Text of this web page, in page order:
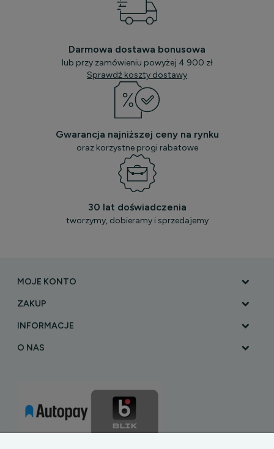
Darmowa dostawa bonusowa
lub przy zamówieniu powyżej 4 900 zł
Sprawdź koszty dostawy
Gwarancja najniższej ceny na rynku
oraz korzystne progi rabatowe
30 lat doświadczenia
tworzymy, dobieramy i sprzedajemy
MOJE KONTO
ZAKUP
INFORMACJE
O NAS